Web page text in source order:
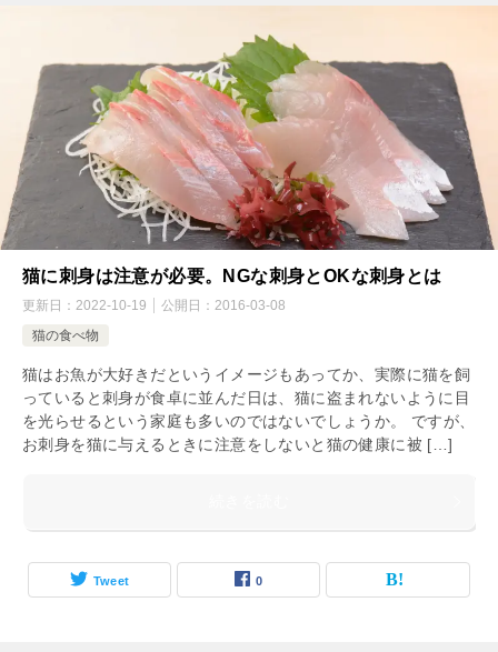
猫に刺身は注意が必要。NGな刺身とOKな刺身とは
更新日： 2022-10-19 公開日： 2016-03-08
猫の食べ物
猫はお魚が大好きだというイメージもあってか、実際に猫を飼
っていると刺身が食卓に並んだ日は、猫に盗まれないように目
を光らせるという家庭も多いのではないでしょうか。 ですが、
お刺身を猫に与えるときに注意をしないと猫の健康に被 […]
Tweet 0